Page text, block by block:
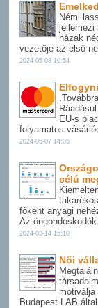
Némi
jellemezi
házak
vezetője az első
2024-05-08 10:54
EU-s
folyamatos
2024-05-07 14:05
célú
főként anyagi
Az
2024-03-14 15:10
Női
Budapest LAB